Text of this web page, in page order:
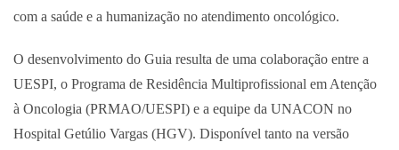
com a saúde e a humanização no atendimento oncológico.
O desenvolvimento do Guia resulta de uma colaboração entre a
UESPI, o Programa de Residência Multiprofissional em Atenção
à Oncologia (PRMAO/UESPI) e a equipe da UNACON no
Hospital Getúlio Vargas (HGV). Disponível tanto na versão